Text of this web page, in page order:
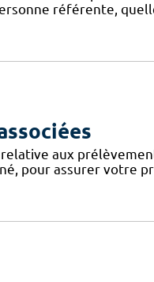
référente,
aux
pour assurer votre